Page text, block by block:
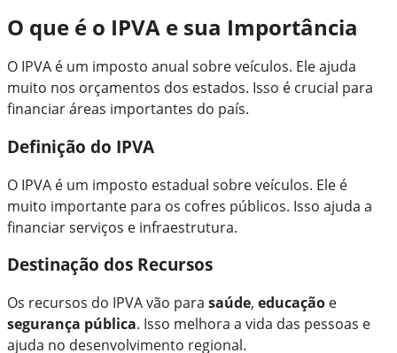
O que é o IPVA e sua Importância
O IPVA é um imposto anual sobre veículos. Ele ajuda
muito nos orçamentos dos estados. Isso é crucial para
financiar áreas importantes do país.
Definição do IPVA
O IPVA é um imposto estadual sobre veículos. Ele é
muito importante para os cofres públicos. Isso ajuda a
financiar serviços e infraestrutura.
Destinação dos Recursos
Os recursos do IPVA vão para saúde, educação e
segurança pública. Isso melhora a vida das pessoas e
ajuda no desenvolvimento regional.